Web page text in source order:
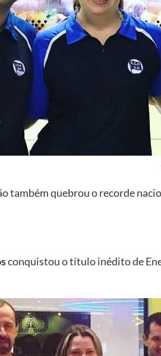
também quebrou o recorde
conquistou o título inédito de